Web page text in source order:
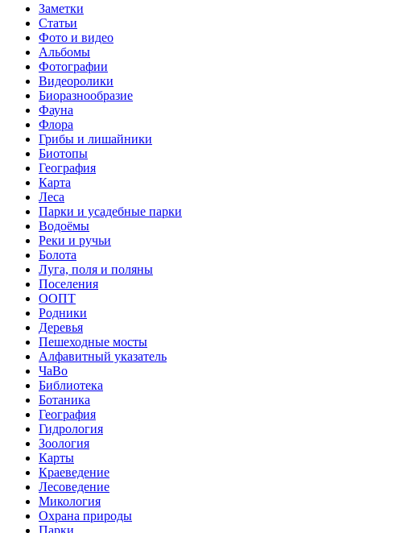
Заметки
Статьи
Фото и видео
Альбомы
Фотографии
Видеоролики
Биоразнообразие
Фауна
Флора
Грибы и лишайники
Биотопы
География
Карта
Леса
Парки и усадебные парки
Водоёмы
Реки и ручьи
Болота
Луга, поля и поляны
Поселения
ООПТ
Родники
Деревья
Пешеходные мосты
Алфавитный указатель
ЧаВо
Библиотека
Ботаника
География
Гидрология
Зоология
Карты
Краеведение
Лесоведение
Микология
Охрана природы
Парки